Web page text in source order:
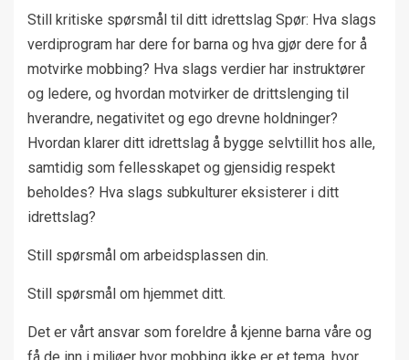
Still kritiske spørsmål til ditt idrettslag Spør: Hva slags
verdiprogram har dere for barna og hva gjør dere for å
motvirke mobbing? Hva slags verdier har instruktører
og ledere, og hvordan motvirker de drittslenging til
hverandre, negativitet og ego drevne holdninger?
Hvordan klarer ditt idrettslag å bygge selvtillit hos alle,
samtidig som fellesskapet og gjensidig respekt
beholdes? Hva slags subkulturer eksisterer i ditt
idrettslag?
Still spørsmål om arbeidsplassen din.
Still spørsmål om hjemmet ditt.
Det er vårt ansvar som foreldre å kjenne barna våre og